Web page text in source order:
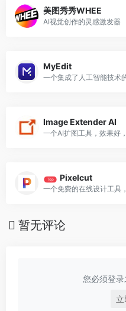
美图秀秀WHEE
AI视觉创作的灵感激发器
MyEdit
一个集成了人工智能技术
Image Extender AI
一个AI扩图工具，效果好
Top Pixelcut
暂无评论
您必须登录